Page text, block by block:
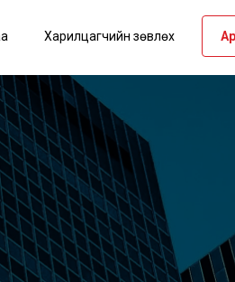
Харилцагчийн зөвлөх